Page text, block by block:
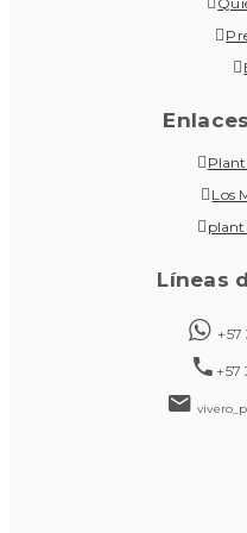
Los
Líneas
+57
+57